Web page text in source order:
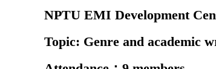
NPTU EMI Development
Topic: Genre and academic